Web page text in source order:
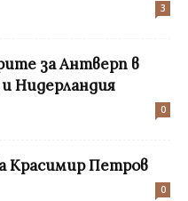
3
за Антверп в
Нидерландия
0
Красимир Петров
0